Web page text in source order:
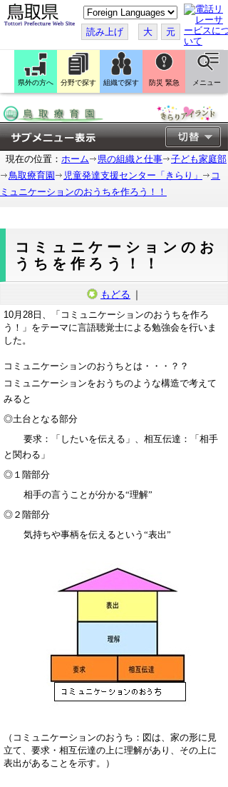
こ
の
ペ
ー
ジ
翻
訳
す
読み上げ 大 元
県外の方へ 分野で探す 組織で探す 防災 緊急 メニュー
現在の位置： ホーム 県の組織と仕事
子ども家庭部
鳥取療育園
児童発達支援センター「きらり」
コ
ミュニケーションのおうちを作ろう！！
コミュニケーションのお
うちを作ろう！！
もどる ｜
10月28日、「コミュニケーションのおうちを作ろ
う！」をテーマに言語聴覚士による勉強会を行いま
した。
コミュニケーションのおうちとは・・・？？
コミュニケーションをおうちのような構造で考えて
みると
◎土台となる部分
要求：「したいを伝える」、相互伝達：「相手
と関わる」
◎１階部分
相手の言うことが分かる“理解”
◎２階部分
気持ちや事柄を伝えるという“表出”
（コミュニケーションのおうち：図は、家の形に見
立て、要求・相互伝達の上に理解があり、その上に
表出があることを示す。）